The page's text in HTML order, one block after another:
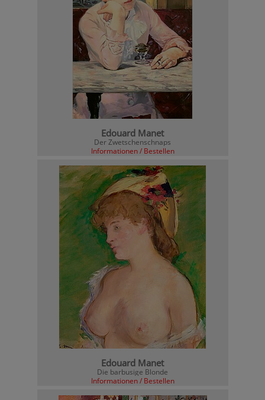
Edouard Manet
Der Zwetschenschnaps
Informationen / Bestellen
Edouard Manet
Die barbusige Blonde
Informationen / Bestellen